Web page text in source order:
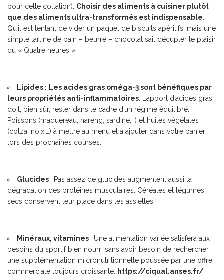
pour cette collation). Choisir des aliments à cuisiner plutôt
que des aliments ultra-transformés est indispensable
Qu’il est tentant de vider un paquet de biscuits apéritifs, mais une
simple tartine de pain – beurre – chocolat sait décupler le plaisir
du « Quatre heures » !
Lipides : Les acides gras oméga-3 sont bénéfiques par
leurs propriétés anti-inflammatoires . L’apport d’acides gras
doit, bien sûr, rester dans le cadre d’un régime équilibré.
Poissons (maquereau, hareng, sardine,…) et huiles végétales
(colza, noix,…) à mettre au menu et à ajouter dans votre panier
lors des prochaines courses.
Glucides : Pas assez de glucides augmentent aussi la
dégradation des protéines musculaires. Céréales et légumes
secs conservent leur place dans les assiettes !
Minéraux, vitamines : Une alimentation variée satisfera aux
besoins du sportif bien nourri sans avoir besoin de rechercher
une supplémentation micronutritionnelle poussée par une offre
commerciale toujours croissante.
https://ciqual.anses.fr/